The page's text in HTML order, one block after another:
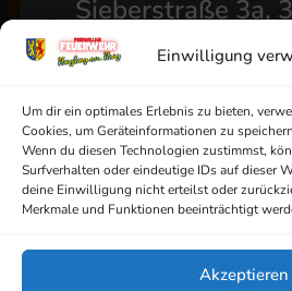
Einwilligung
Um dir ein optimales Erlebnis zu bieten,
Cookies, um Geräteinformationen zu
Wenn du diesen Technologien zustimmst,
Surfverhalten oder eindeutige IDs auf dieser
deine Einwilligung nicht erteilst oder
Merkmale und Funktionen beeinträchtigt
Akzeptieren
Sieberstraße 3a,
Herzberg am Harz
info@ff-